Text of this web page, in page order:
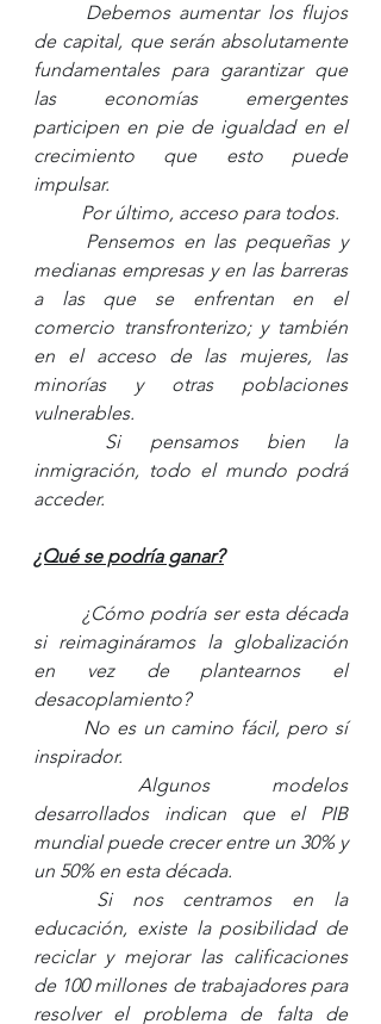
Debemos aumentar los flujos
de capital, que serán absolutamente
fundamentales para garantizar que
las economías emergentes
participen en pie de igualdad en el
crecimiento que esto puede
impulsar.
Por último, acceso para todos.
Pensemos en las pequeñas y
medianas empresas y en las barreras
a las que se enfrentan en el
comercio transfronterizo; y también
en el acceso de las mujeres, las
minorías y otras poblaciones
vulnerables.
Si pensamos bien la
inmigración, todo el mundo podrá
acceder.
¿Qué se podría ganar?
¿Cómo podría ser esta década
si reimagináramos la globalización
en vez de plantearnos el
desacoplamiento?
No es un camino fácil, pero sí
inspirador.
Algunos modelos
desarrollados indican que el PIB
mundial puede crecer entre un 30% y
un 50% en esta década.
Si nos centramos en la
educación, existe la posibilidad de
reciclar y mejorar las calificaciones
de 100 millones de trabajadores para
resolver el problema de falta de